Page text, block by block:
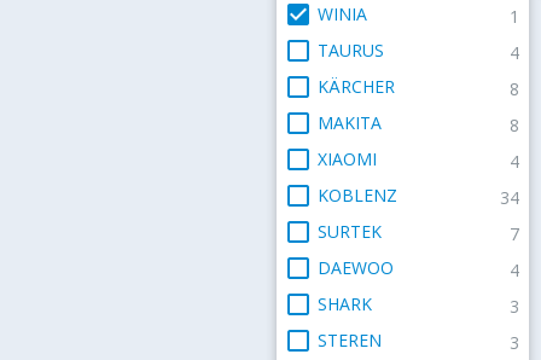
check_box WINIA 1
check_box_outline_blank TAURUS 4
check_box_outline_blank KÄRCHER 8
check_box_outline_blank MAKITA 8
check_box_outline_blank XIAOMI 4
check_box_outline_blank KOBLENZ 34
check_box_outline_blank SURTEK 7
check_box_outline_blank DAEWOO 4
check_box_outline_blank SHARK 3
check_box_outline_blank STEREN 3